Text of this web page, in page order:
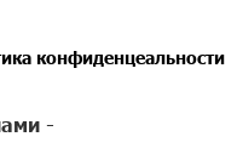
конфиденцеальности
-